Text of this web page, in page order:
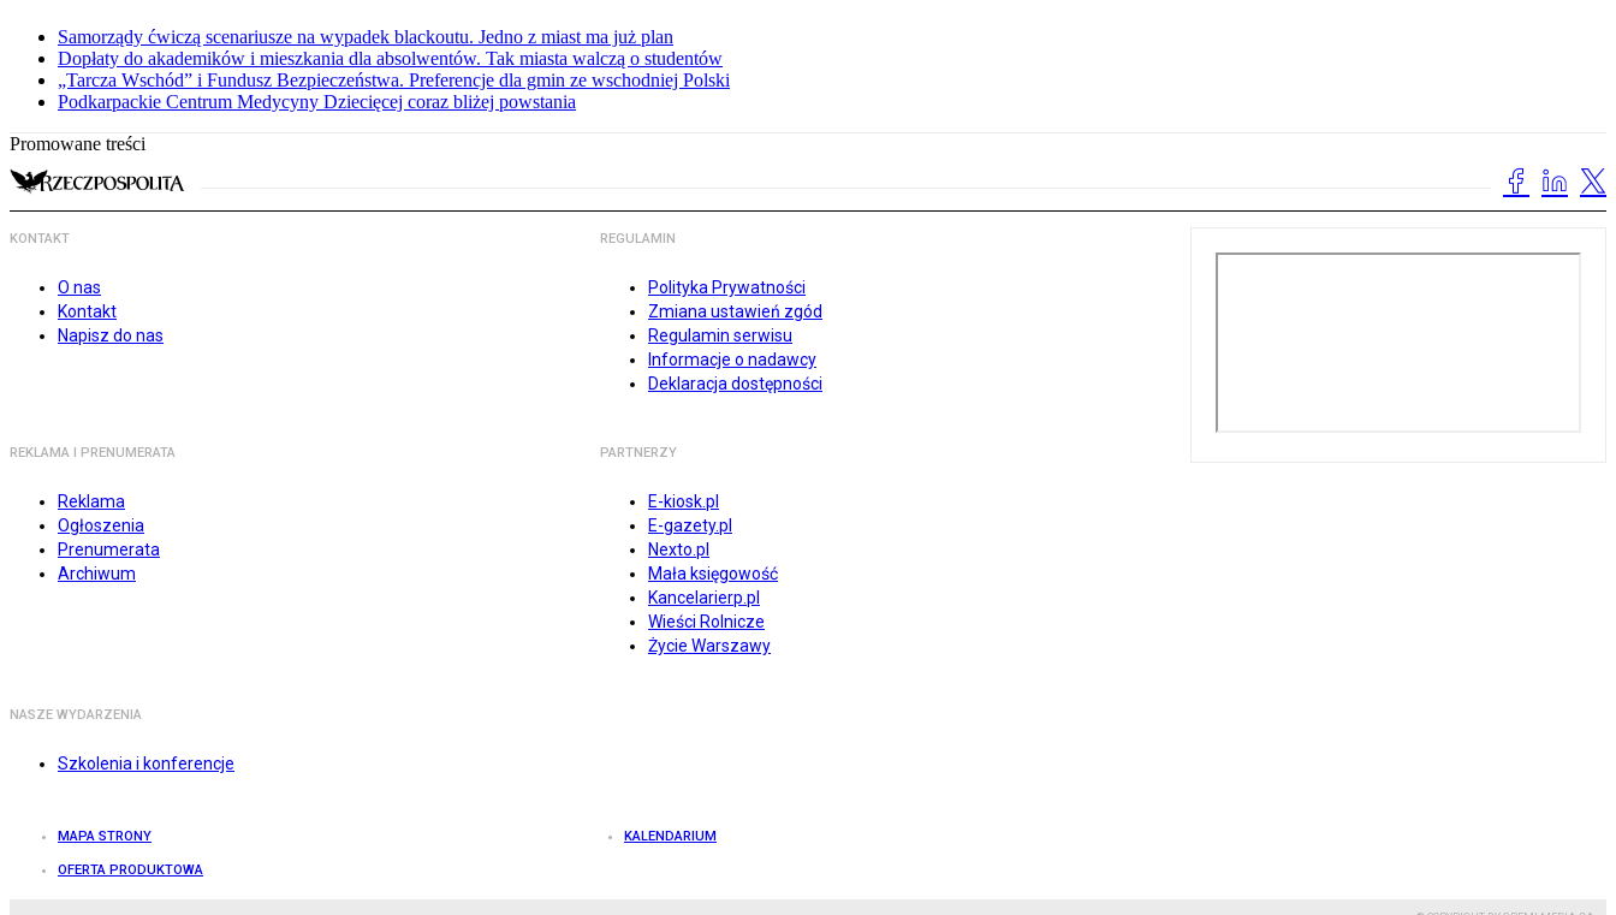
Samorządy ćwiczą scenariusze na wypadek blackoutu. Jedno z miast ma już plan
Dopłaty do akademików i mieszkania dla absolwentów. Tak miasta walczą o studentów
„Tarcza Wschód” i Fundusz Bezpieczeństwa. Preferencje dla gmin ze wschodniej Polski
Podkarpackie Centrum Medycyny Dziecięcej coraz bliżej powstania
Promowane treści
KONTAKT
O nas
Kontakt
Napisz do nas
REGULAMIN
Polityka Prywatności
Zmiana ustawień zgód
Regulamin serwisu
Informacje o nadawcy
Deklaracja dostępności
REKLAMA I PRENUMERATA
Reklama
Ogłoszenia
Prenumerata
Archiwum
PARTNERZY
E-kiosk.pl
E-gazety.pl
Nexto.pl
Mała księgowość
Kancelarierp.pl
Wieści Rolnicze
Życie Warszawy
NASZE WYDARZENIA
Szkolenia i konferencje
MAPA STRONY KALENDARIUM
OFERTA PRODUKTOWA